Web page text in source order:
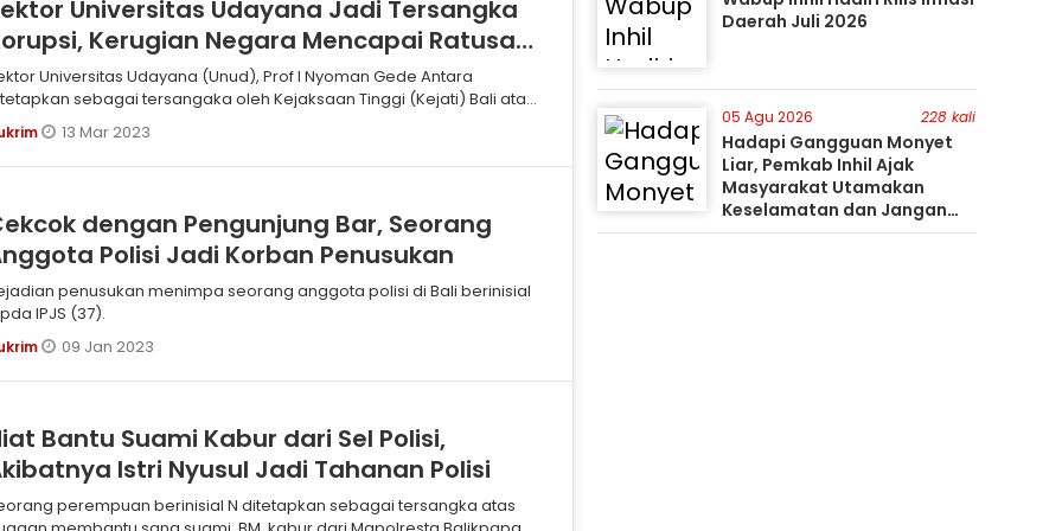
Universitas Udayana Jadi Tersangka
Kerugian Negara Mencapai Ratusan
Universitas Udayana (Unud), Prof I Nyoman Gede Antara
sebagai tersangaka oleh Kejaksaan Tinggi (Kejati) Bali atas
melakukan tindak pidana korupsi sumbangan Pengembangan
(SPI) mahasiswa baru seleksi jalur mandiri sepanjan
13 Mar 2023
dengan Pengunjung Bar, Seorang
Polisi Jadi Korban Penusukan
penusukan menimpa seorang anggota polisi di Bali berinisial
IPJS (37).
09 Jan 2023
Bantu Suami Kabur dari Sel Polisi,
Istri Nyusul Jadi Tahanan Polisi
perempuan berinisial N ditetapkan sebagai tersangka atas
Daerah Juli 2026
05 Agu 2026 228 kali
Hadapi Gangguan Monyet
Liar, Pemkab Inhil Ajak
Masyarakat Utamakan
Keselamatan dan Jangan
Mudah Percaya Hoaks